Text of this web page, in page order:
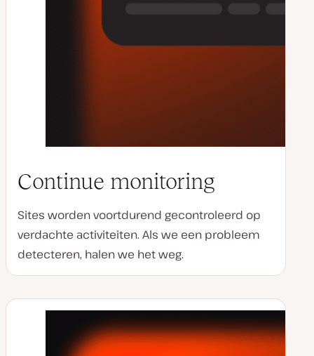
Continue monitoring
Sites worden voortdurend gecontroleerd op
verdachte activiteiten. Als we een probleem
detecteren, halen we het weg.